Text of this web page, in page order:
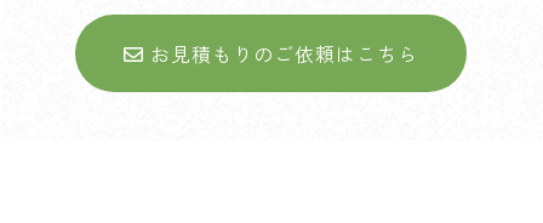
お見積もりのご依頼はこちら